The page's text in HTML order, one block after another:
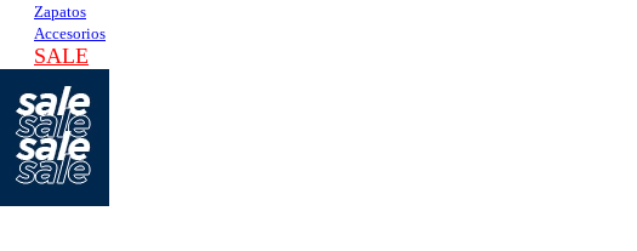
Zapatos
Accesorios
SALE